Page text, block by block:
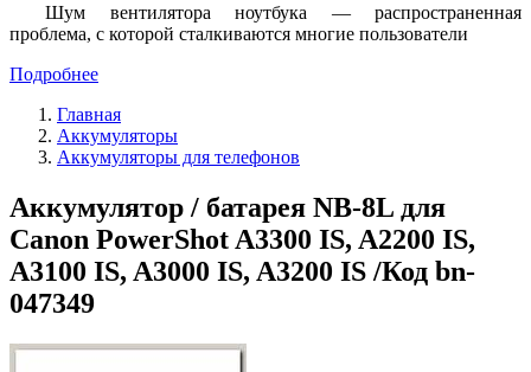
Шум вентилятора ноутбука — распространенная
проблема, с которой сталкиваются многие пользователи
Подробнее
Главная
Аккумуляторы
Аккумуляторы для телефонов
Аккумулятор / батарея NB-8L для
Canon PowerShot A3300 IS, A2200 IS,
A3100 IS, A3000 IS, A3200 IS /Код bn-
047349